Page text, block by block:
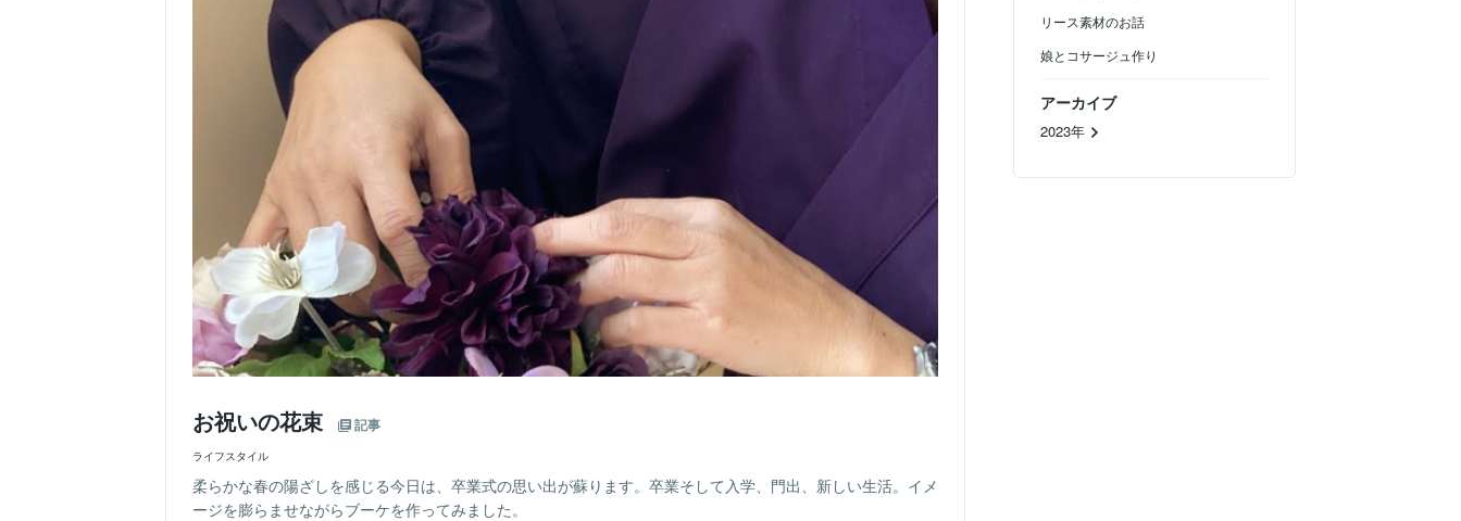
リース素材のお話
娘とコサージュ作り
アーカイブ
2023年
お祝いの花束 記事
ライフスタイル
柔らかな春の陽ざしを感じる今日は、卒業式の思い出が蘇ります。卒業そして入学、門出、新しい生活。イメ
ージを膨らませながらブーケを作ってみました。